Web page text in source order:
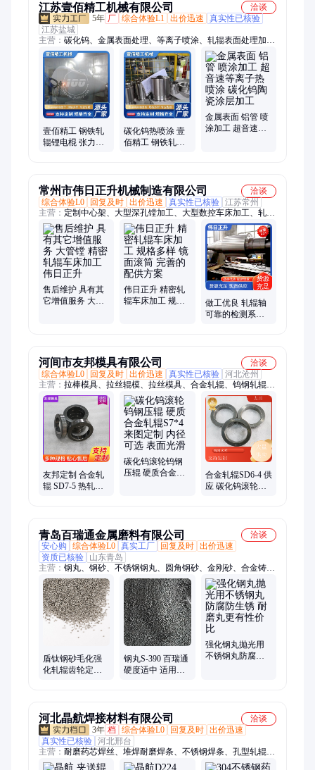
江苏壹佰精工机械有限公司
洽谈
5年 厂 综合体验L1 出价迅速
真实性已核验
江苏盐城
主营： 碳化钨、金属表面处理、等离子喷涂、轧辊表面处理加
工、超音速喷涂、热喷涂加工、碳化钨涂层喷涂、陶瓷涂层喷
涂、热喷涂耐腐涂层、氧化钇喷涂、氧化铝喷涂、氧化铬喷涂、
司特立推力盘生产、轴套生产、轴套、司特立推力盘、热喷涂耐
磨损涂层
壹佰精工 钢铁轧
辊锂电棍 张力辊
碳化钨热喷涂 壹
佰精工 钢铁轧辊
金属表面 铝管 喷
涂加工 超音速等
常州市伟日正升机械制造有限公司
洽谈
综合体验L0
回复及时 出价迅速 真实性已核验 江苏常州
主营： 定制中心架、大型深孔镗加工、大型数控车床加工、轧辊
定制加工、大型齿轮轴、大型管件加工
售后维护 具有其
它增值服务 大管
伟日正升 精密轧
辊车床加工 规格
做工优良 轧辊轴
可靠的检测系统
河间市友邦模具有限公司
洽谈
综合体验L0
回复及时 出价迅速 真实性已核验 河北沧州
主营： 拉棒模具、拉丝辊模、拉丝模具、合金轧辊、钨钢轧辊、
冲压模具、制钉机模具、硬质合金配件、纳米涂层模具、标准件
模具、辊模、聚晶模具、异型模具
友邦定制 合金轧
辊 SD7-5 热轧辊
碳化钨滚轮钨钢
压辊 硬质合金轧
合金轧辊SD6-4 供
应 碳化钨滚轮钨
青岛百瑞通金属磨料有限公司
洽谈
安心购
综合体验L0 真实工厂 回复及时 出价迅速
资质已核验
山东青岛
主营： 钢丸、钢砂、不锈钢钢丸、圆角钢砂、金刚砂、合金铸钢
丸、钢丝切丸
盾钛钢砂毛化强
化轧辊齿轮定制
钢丸S-390 百瑞通
硬度适中 适用于
强化钢丸抛光用
不锈钢丸防腐防
河北晶航焊接材料有限公司
洽谈
3年 档 综合体验L0 回复及时 出价迅速
真实性已核验 河北邢台
主营： 耐磨药芯焊丝、堆焊耐磨焊条、不锈钢焊条、孔型轧辊堆
焊焊丝、铜铝药芯焊丝、钴基焊条、镍基焊条、铸铁焊条、耐热